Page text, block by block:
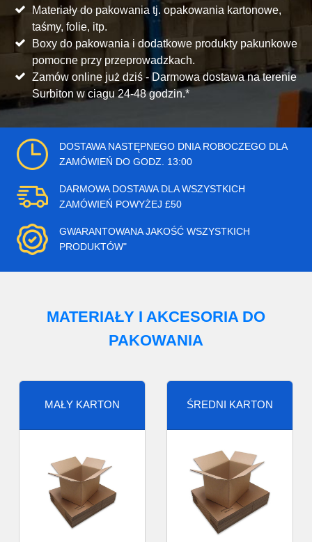
Materiały do pakowania tj. opakowania kartonowe,
taśmy, folie, itp.
Boxy do pakowania i dodatkowe produkty pakunkowe
pomocne przy przeprowadzkach.
Zamów online już dziś - Darmowa dostawa na terenie
Surbiton w ciagu 24-48 godzin.*
DOSTAWA NASTĘPNEGO DNIA ROBOCZEGO DLA
ZAMÓWIEŃ DO GODZ. 13:00
DARMOWA DOSTAWA DLA WSZYSTKICH
ZAMÓWIEŃ POWYŻEJ £50
GWARANTOWANA JAKOŚĆ WSZYSTKICH
PRODUKTÓW"
MATERIAŁY I AKCESORIA DO
PAKOWANIA
MAŁY KARTON ŚREDNI KARTON